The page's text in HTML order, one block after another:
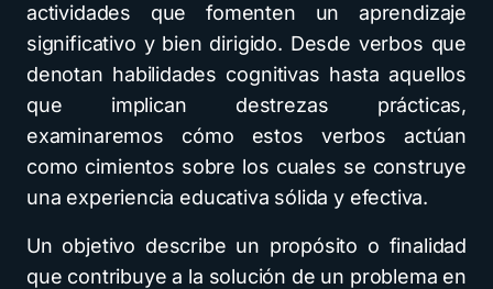
actividades que fomenten un aprendizaje
significativo y bien dirigido. Desde verbos que
denotan habilidades cognitivas hasta aquellos
que implican destrezas prácticas,
examinaremos cómo estos verbos actúan
como cimientos sobre los cuales se construye
una experiencia educativa sólida y efectiva.
Un objetivo describe un propósito o finalidad
que contribuye a la solución de un problema en